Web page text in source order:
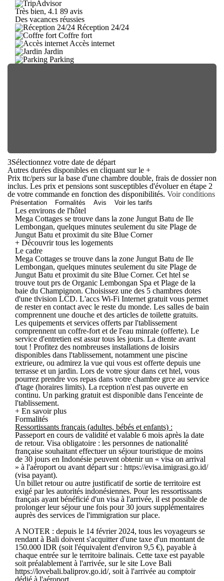
Très bien, 4.1 89 avis
Des vacances réussies
Réception 24/24
Coffre fort
Accès internet
Jardin
Parking
3Sélectionnez votre date de départ
Autres durées disponibles en cliquant sur le +
Prix ttc/pers sur la base d'une chambre double, frais de dossier non
inclus. Les prix et pensions sont susceptibles d'évoluer en étape 2
de votre commande en fonction des disponibilités. Voir conditions
Présentation Formalités Avis Voir les tarifs
Les environs de l'hôtel
Mega Cottages se trouve dans la zone Jungut Batu de Ile
Lembongan, quelques minutes seulement du site Plage de
Jungut Batu et proximit du site Blue Corner
+ Découvrir tous les logements
Le cadre
Mega Cottages se trouve dans la zone Jungut Batu de Ile
Lembongan, quelques minutes seulement du site Plage de
Jungut Batu et proximit du site Blue Corner. Cet htel se
trouve tout prs de Organic Lembongan Spa et Plage de la
baie du Champignon. Choisissez une des 5 chambres dotes
d'une tlvision LCD. L'accs Wi-Fi Internet gratuit vous permet
de rester en contact avec le reste du monde. Les salles de bain
comprennent une douche et des articles de toilette gratuits.
Les quipements et services offerts par l'tablissement
comprennent un coffre-fort et de l'eau minrale (offerte). Le
service d'entretien est assur tous les jours. La dtente avant
tout ! Profitez des nombreuses installations de loisirs
disponibles dans l'tablissement, notamment une piscine
extrieure, ou admirez la vue qui vous est offerte depuis une
terrasse et un jardin. Lors de votre sjour dans cet htel, vous
pourrez prendre vos repas dans votre chambre grce au service
d'tage (horaires limits). La rception n'est pas ouverte en
continu. Un parking gratuit est disponible dans l'enceinte de
l'tablissement.
+ En savoir plus
Formalités
Ressortissants français (adultes, bébés et enfants) :
Passeport en cours de validité et valable 6 mois après la date
de retour. Visa obligatoire : les personnes de nationalité
française souhaitant effectuer un séjour touristique de moins
de 30 jours en Indonésie peuvent obtenir un « visa on arrival
» à l'aéroport ou avant départ sur : https://evisa.imigrasi.go.id/
(visa payant).
Un billet retour ou autre justificatif de sortie de territoire est
exigé par les autorités indonésiennes. Pour les ressortissants
français ayant bénéficié d'un visa à l'arrivée, il est possible de
prolonger leur séjour une fois pour 30 jours supplémentaires
auprès des services de l'immigration sur place.
A NOTER : depuis le 14 février 2024, tous les voyageurs se
rendant à Bali doivent s'acquitter d'une taxe d'un montant de
150.000 IDR (soit l'équivalent d'environ 9,5 €), payable à
chaque entrée sur le territoire balinais. Cette taxe est payable
soit préalablement à l'arrivée, sur le site Love Bali
https://lovebali.baliprov.go.id/, soit à l'arrivée au comptoir
dédié à l'aéroport.